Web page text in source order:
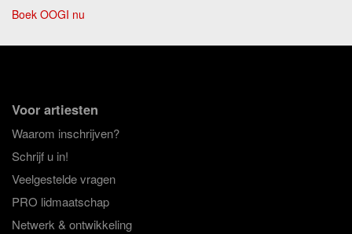
Boek OOGI nu
Voor artiesten
Waarom inschrijven?
Schrijf u in!
Veelgestelde vragen
PRO lidmaatschap
Netwerk & ontwikkeling